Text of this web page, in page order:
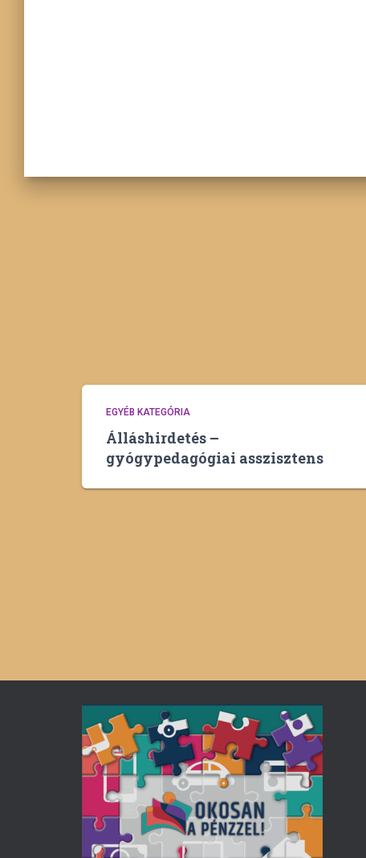
EGYÉB KATEGÓRIA
Álláshirdetés –
gyógypedagógiai asszisztens